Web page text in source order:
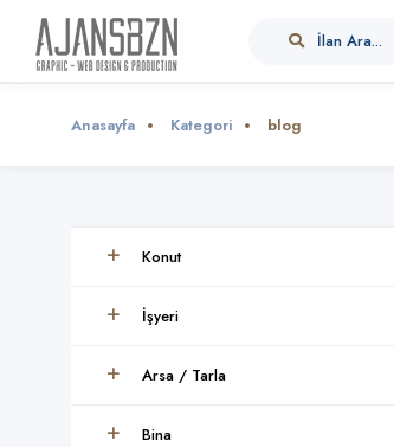
İlan Ara...
Anasayfa Kategori blog
Konut
İşyeri
Arsa / Tarla
Bina